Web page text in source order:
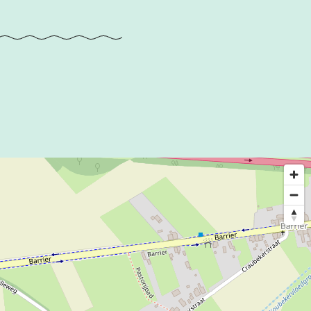
voorzien.
In 1984
zijn verwijderd,
zijn in een
De banken in
en het